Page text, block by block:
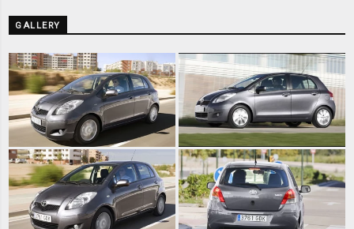
GALLERY